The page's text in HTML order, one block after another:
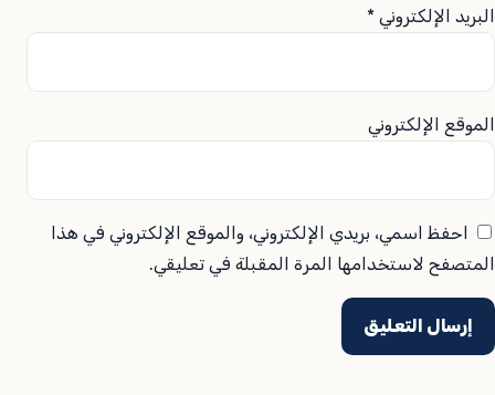
البريد الإلكتروني *
الموقع الإلكتروني
احفظ اسمي، بريدي الإلكتروني، والموقع الإلكتروني في هذا
المتصفح لاستخدامها المرة المقبلة في تعليقي.